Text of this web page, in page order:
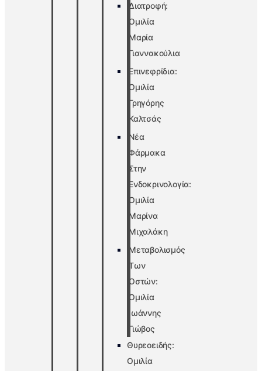
Διατροφή:
Ομιλία
Μαρία
Γιαννακούλια
Επινεφρίδια:
Ομιλία
Γρηγόρης
Καλτσάς
Νέα
Φάρμακα
Στην
Ενδοκρινολογία:
Ομιλία
Μαρίνα
Μιχαλάκη
Μεταβολισμός
Των
Οστών:
Ομιλία
Ιωάννης
Γιώβος
Θυρεοειδής:
Ομιλία